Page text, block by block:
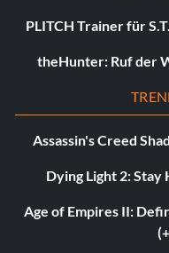
PLITCH Trainer für
theHunter: Ruf der
Assassin's Creed
Dying Light 2: Stay
Age of Empires II: